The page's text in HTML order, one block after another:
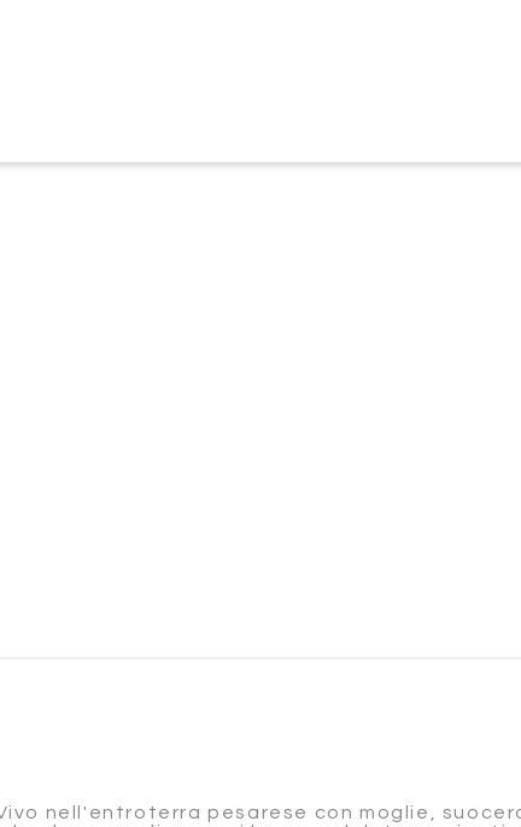
nell'entroterra pesarese con moglie,